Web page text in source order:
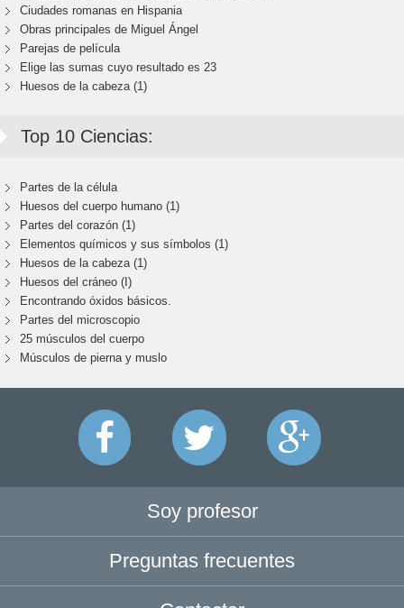
Ciudades romanas en Hispania
Obras principales de Miguel Ángel
Parejas de película
Elige las sumas cuyo resultado es 23
Huesos de la cabeza (1)
Top 10 Ciencias:
Partes de la célula
Huesos del cuerpo humano (1)
Partes del corazón (1)
Elementos químicos y sus símbolos (1)
Huesos de la cabeza (1)
Huesos del cráneo (I)
Encontrando óxidos básicos.
Partes del microscopio
25 músculos del cuerpo
Músculos de pierna y muslo
Soy profesor
Preguntas frecuentes